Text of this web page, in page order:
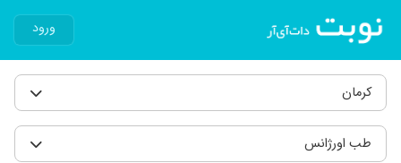
ورود
کرمان
طب اورژانس